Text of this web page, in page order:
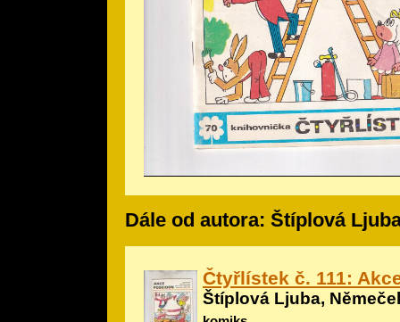
Dále od autora: Štíplová
Čtyřlístek č. 111:
Štíplová Ljuba,